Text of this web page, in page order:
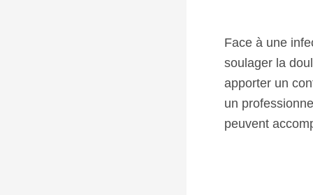
Face à une
soulager la
apporter un
un
peuvent